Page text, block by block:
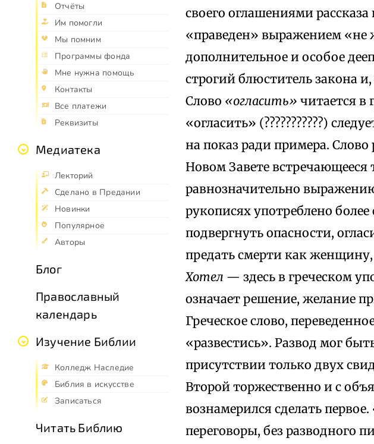
Отчёты
Им помогли
Мы помним
Программы фонда
Мне нужна помощь
Контакты
Все платежи
Реквизиты
Медиатека
Лекторий
Сделано в Предании
Новинки
Популярное
Авторы
Блог
Православный
календарь
Изучение Библии
Колледж Наследие
Библия в искусстве
Записаться
Читать Библию
своего оглашениями
«праведен» выражением «не
дополнительное и особое
строгий блюститель закона
Слово «огласить» читается в
«огласить» (???????????)
на показ ради примера. Слово
Новом Завете встречающееся
равнозначительно
рукописях употреблено
подвергнуть опасности,
предать смерти как женщину,
Хотел — здесь в греческом
означает решение, желание
Греческое слово,
«развестись». Развод мог
присутствии только двух
Второй торжественно и с
вознамерился сделать
переговоры, без разводного